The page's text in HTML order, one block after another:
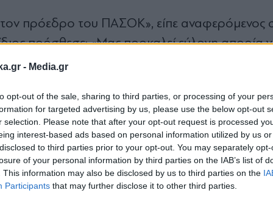
- Media.gr
opt-out of the sale, sharing to third parties, or processing of your
for targeted advertising by us, please use the below opt-out
selection. Please note that after your opt-out request is processed
interest-based ads based on personal information utilized by us
to third parties prior to your opt-out. You may separately
of your personal information by third parties on the IAB’s list of
This information may also be disclosed by us to third parties on the
Participants that may further disclose it to other third parties.
πρόεδρο του ΠΑΣΟΚ», είπε αναφερόμενος
πρόσθεσε: «Μας προκαλεί εύλογη απορία
τόσο μεγάλη κατηγορία και τόσο βαριά, δεν
ΕΛΑΣ σημείωσε: «Έγινε αυτεπάγγελτη
1 εκατομμύριο ευρώ». Ο κ. Παππάς
ότι τα έπαιρνε και κατηγορείται από τον
χώρας, και είχαμε και καταγγελίες από
αναφορά προκάλεσε ένα μειδίαμα στην